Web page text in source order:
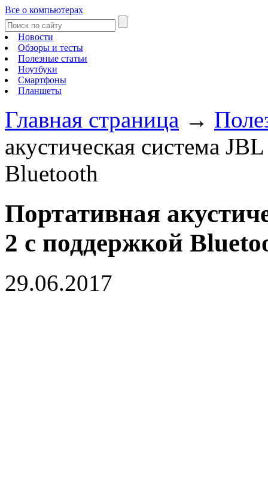
Все о компьютерах
Новости
Обзоры и тесты
Полезные статьи
Ноутбуки
Смартфоны
Планшеты
Главная страница →
акустическая система
Bluetooth
Портативная
2 с поддержкой
29.06.2017